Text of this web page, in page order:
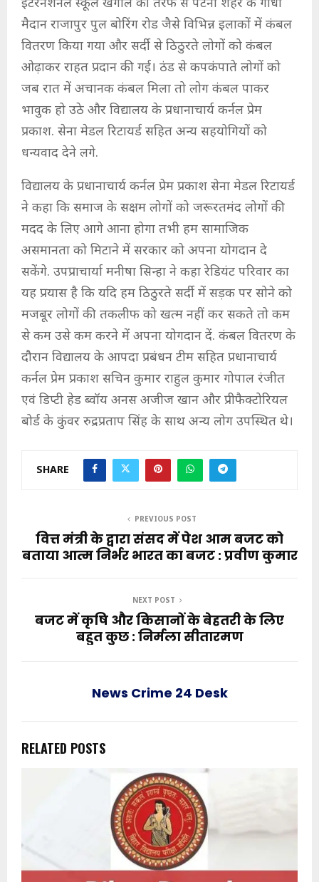
इंटरनेशनल स्कूल खगौल की तरफ से पटना शहर के गांधी
मैदान राजापुर पुल बोरिंग रोड जैसे विभिन्न इलाकों में कंबल
वितरण किया गया और सर्दी से ठिठुरते लोगों को कंबल
ओढ़ाकर राहत प्रदान की गई। ठंड से कपकंपाते लोगों को
जब रात में अचानक कंबल मिला तो लोग कंबल पाकर
भावुक हो उठे और विद्यालय के प्रधानाचार्य कर्नल प्रेम
प्रकाश. सेना मेडल रिटायर्ड सहित अन्य सहयोगियों को
धन्यवाद देने लगे.
विद्यालय के प्रधानाचार्य कर्नल प्रेम प्रकाश सेना मेडल रिटायर्ड
ने कहा कि समाज के सक्षम लोगों को जरूरतमंद लोगों की
मदद के लिए आगे आना होगा तभी हम सामाजिक
असमानता को मिटाने में सरकार को अपना योगदान दे
सकेंगे. उपप्राचार्या मनीषा सिन्हा ने कहा रेडियंट परिवार का
यह प्रयास है कि यदि हम ठिठुरते सर्दी में सड़क पर सोने को
मजबूर लोगों की तकलीफ को खत्म नहीं कर सकते तो कम
से कम उसे कम करने में अपना योगदान दें. कंबल वितरण के
दौरान विद्यालय के आपदा प्रबंधन टीम सहित प्रधानाचार्य
कर्नल प्रेम प्रकाश सचिन कुमार राहुल कुमार गोपाल रंजीत
एवं डिप्टी हेड ब्वॉय अनस अजीज खान और प्रीफैक्टोरियल
बोर्ड के कुंवर रुद्रप्रताप सिंह के साथ अन्य लोग उपस्थित थे।
SHARE
PREVIOUS POST
वित्त मंत्री के द्वारा संसद में पेश आम बजट को
बताया आत्म निर्भर भारत का बजट : प्रवीण कुमार
NEXT POST
बजट में कृषि और किसानों के बेहतरी के लिए
बहुत कुछ : निर्मला सीतारमण
News Crime 24 Desk
RELATED POSTS